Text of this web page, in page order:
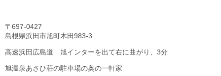
〒697-0427
島根県浜田市旭町木田983-3
高速浜田広島道 旭インターを出て右に曲がり、3分
旭温泉あさひ荘の駐車場の奥の一軒家